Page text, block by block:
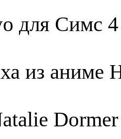
для Симс
из аниме